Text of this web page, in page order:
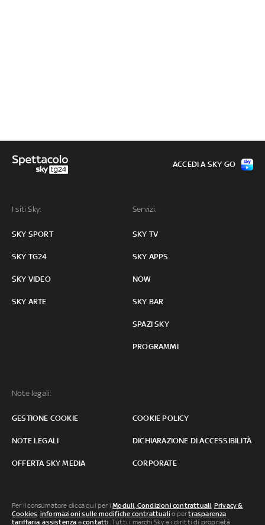
I siti Sky:
SKY SPORT
SKY TG24
SKY VIDEO
SKY ARTE
Servizi:
SKY TV
SKY APPS
NOW
SKY BAR
SPAZI SKY
PROGRAMMI
Note legali:
GESTIONE COOKIE COOKIE POLICY
NOTE LEGALI DICHIARAZIONE DI ACCESSIBILITÀ
OFFERTA SKY MEDIA CORPORATE
ACCEDI A SKY GO
Per il consumatore clicca qui per iModuli, Condizioni contrattuali Privacy &
Cookies informazioni sulle modifiche contrattuali o pertrasparenza
tariffaria ,assistenza econtatti . Tutti i marchi Sky e i diritti di proprietà